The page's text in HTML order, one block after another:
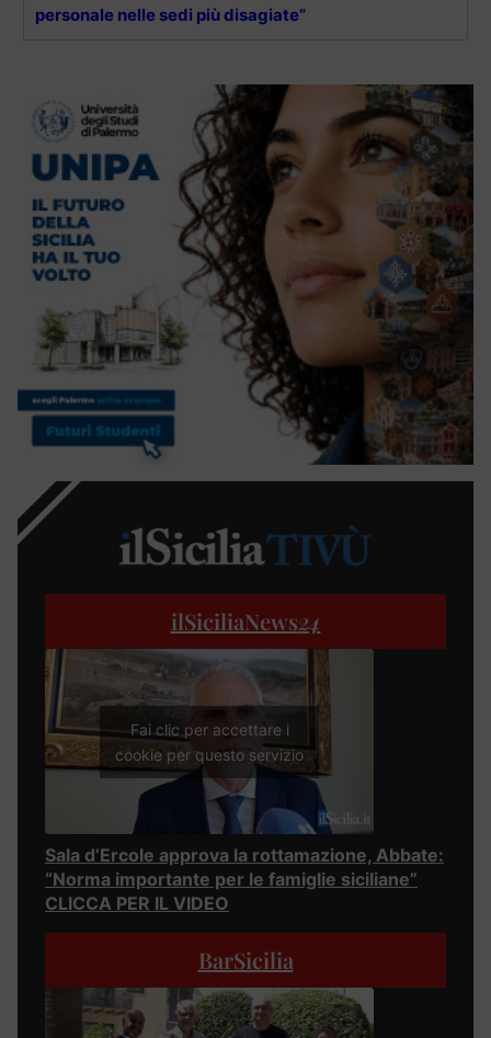
personale nelle sedi più disagiate”
ilSiciliaNews24
Fai clic per accettare i
cookie per questo servizio
Sala d’Ercole approva la rottamazione, Abbate:
“Norma importante per le famiglie siciliane”
CLICCA PER IL VIDEO
BarSicilia